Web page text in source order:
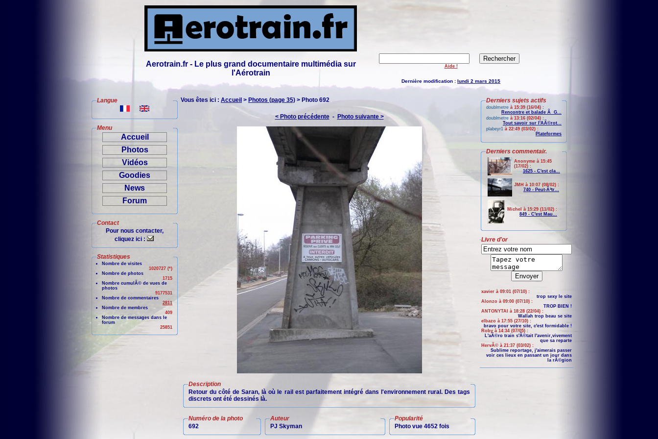
Aerotrain.fr - Le plus grand documentaire multimédia sur
l'Aérotrain
Aide !
Dernière modification : lundi 2 mars 2015
Langue
Menu
Accueil
Photos
Vidéos
Goodies
News
Forum
Contact
Pour nous contacter,
cliquez ici :
Statistiques
Nombre de visites
1020727 (*)
Nombre de photos
1715
Nombre cumulÃ© de vues de
photos
9177531
Nombre de commentaires
2811
Nombre de membres
409
Nombre de messages dans le
forum
25851
Vous êtes ici : Accueil > Photos (page 35) > Photo 692
< Photo précédente- Photo suivante >
Description
Retour du côté de Saran, là où le rail est parfaitement intégré dans l'environnement rural. Des tags
discrets ont été dessinés là.
Numéro de la photo
692
Auteur
PJ Skyman
Popularité
Photo vue 4652 fois
Derniers sujets actifs
doublmetre à 15:39 (16/04) :
Rencontre et balade Ã G...
doublmetre à 13:16 (02/04) :
Tout savoir sur l'AÃ©rot...
plabeyr1 à 22:49 (03/02) :
Plateformes
Derniers commentair.
Anonyme à 15:45
(17/02) :
1625 - C'est cla...
JMH à 10:07 (08/02) :
740 - Peut-Ãªtr...
Michel à 15:29 (11/02) :
849 - C'est Mau...
Livre d'or
xavier à 09:01 (07/10) :
trop sexy le site
Alonzo à 09:00 (07/10) :
TROP BIEN !
ANTONYTAI à 18:28 (22/04) :
Wallah trop beau se site
elbazo à 17:55 (27/10) :
bravo pour votre site, c'est formidable !
Roby à 14:34 (07/05) :
L'aÃ©ro train s'Ã©tait l'avenir,vivement
que sa reparte
HervÃ© à 21:37 (03/02) :
Sublime reportage, j'aimerais passer
voir ces lieux en passant un jour dans
la rÃ©gion